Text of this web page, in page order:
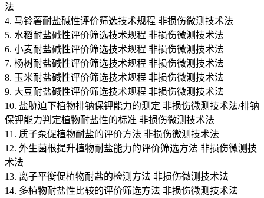
法
4. 马铃薯耐盐碱性评价筛选技术规程 非损伤微测技术法
5. 水稻耐盐碱性评价筛选技术规程 非损伤微测技术法
6. 小麦耐盐碱性评价筛选技术规程 非损伤微测技术法
7. 杨树耐盐碱性评价筛选技术规程 非损伤微测技术法
8. 玉米耐盐碱性评价筛选技术规程 非损伤微测技术法
9. 大豆耐盐碱性评价筛选技术规程 非损伤微测技术法
10. 盐胁迫下植物排钠保钾能力的测定 非损伤微测技术法/排钠
保钾能力判定植物耐盐性的标准 非损伤微测技术法
11. 质子泵促植物耐盐的评价方法 非损伤微测技术法
12. 外生菌根提升植物耐盐能力的评价筛选方法 非损伤微测技
术法
13. 离子平衡促植物耐盐的检测方法 非损伤微测技术法
14. 多植物耐盐性比较的评价筛选方法 非损伤微测技术法